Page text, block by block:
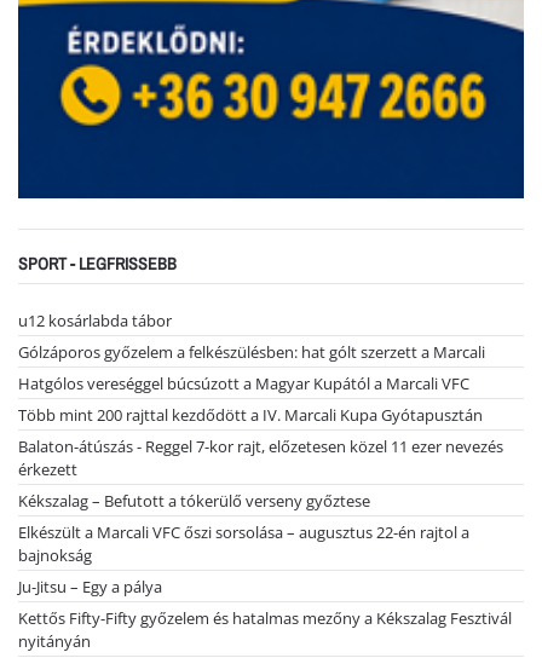
SPORT - LEGFRISSEBB
u12 kosárlabda tábor
Gólzáporos győzelem a felkészülésben: hat gólt szerzett a Marcali
Hatgólos vereséggel búcsúzott a Magyar Kupától a Marcali VFC
Több mint 200 rajttal kezdődött a IV. Marcali Kupa Gyótapusztán
Balaton-átúszás - Reggel 7-kor rajt, előzetesen közel 11 ezer nevezés
érkezett
Kékszalag – Befutott a tókerülő verseny győztese
Elkészült a Marcali VFC őszi sorsolása – augusztus 22-én rajtol a
bajnokság
Ju-Jitsu – Egy a pálya
Kettős Fifty-Fifty győzelem és hatalmas mezőny a Kékszalag Fesztivál
nyitányán